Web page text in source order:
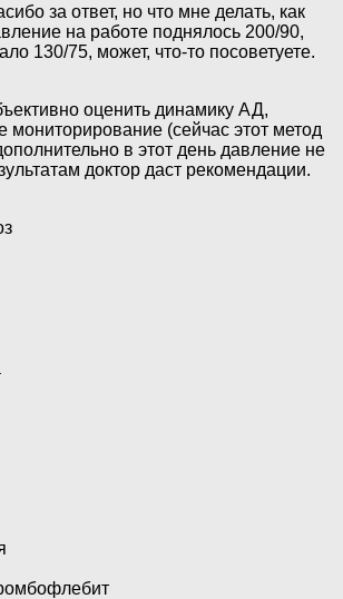
за ответ, но что мне делать, как
на работе поднялось 200/90,
130/75, может, что-то посоветуете.
оценить динамику АД,
мониторирование (сейчас этот метод
в этот день давление не
доктор даст рекомендации.